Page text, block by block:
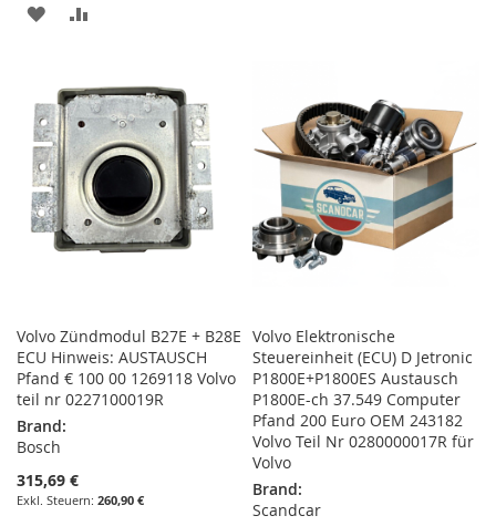
ZUR
HINZUFÜGEN
HINZUFÜGEN
Volvo Zündmodul B27E + B28E
ECU Hinweis: AUSTAUSCH
Pfand € 100 00 1269118 Volvo
teil nr 0227100019R
Brand:
Bosch
315,69 €
260,90 €
Volvo Elektronische
Steuereinheit (ECU) D Jetronic
P1800E+P1800ES Austausch
P1800E-ch 37.549 Computer
Pfand 200 Euro OEM 243182
Volvo Teil Nr 0280000017R für
Volvo
Brand:
Scandcar